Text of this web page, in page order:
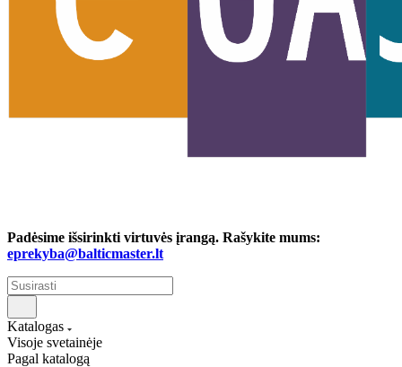
Padėsime išsirinkti virtuvės įrangą. Rašykite mums:
eprekyba@balticmaster.lt
Katalogas
Visoje svetainėje
Pagal katalogą